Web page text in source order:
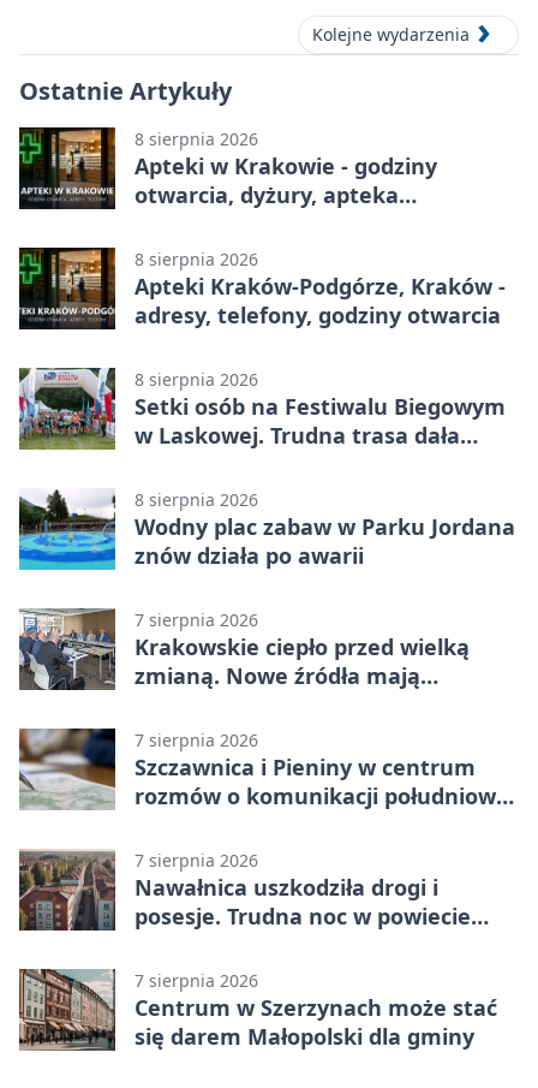
Kolejne wydarzenia
Ostatnie Artykuły
8 sierpnia 2026
Apteki w Krakowie - godziny
otwarcia, dyżury, apteka
8 sierpnia 2026
Apteki Kraków-Podgórze, Kraków -
adresy, telefony, godziny otwarcia
8 sierpnia 2026
Setki osób na Festiwalu Biegowym
w Laskowej. Trudna trasa dała
8 sierpnia 2026
Wodny plac zabaw w Parku Jordana
znów działa po awarii
7 sierpnia 2026
Krakowskie ciepło przed wielką
zmianą. Nowe źródła mają
7 sierpnia 2026
Szczawnica i Pieniny w centrum
rozmów o komunikacji południowej
7 sierpnia 2026
Nawałnica uszkodziła drogi i
posesje. Trudna noc w powiecie
7 sierpnia 2026
Centrum w Szerzynach może stać
się darem Małopolski dla gminy